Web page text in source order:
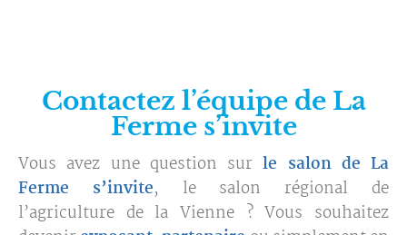
Contactez l’équipe de La
Ferme s’invite
Vous avez une question surle salon de La
Ferme s’invite, le salon régional de
l’agriculture de la Vienne ? Vous souhaitez